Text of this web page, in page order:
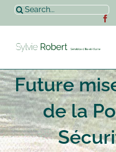
Passer
contenu
Rechercher:
Accueil
Sylvie Robert
Actualités
Future
de la